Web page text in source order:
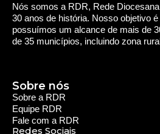
Nós somos a RDR, Rede
30 anos de história. Nosso objetivo
possuímos um alcance de mais de
de 35 municípios, incluindo zona
Sobre a RDR
Equipe RDR
Fale com a RDR
Redes Sociais
Sobre nós